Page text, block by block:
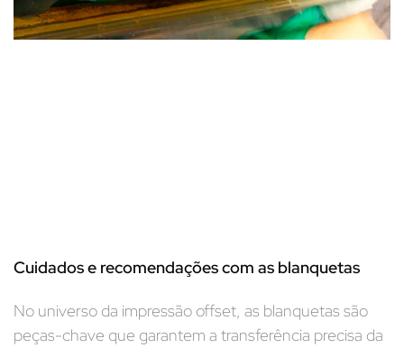
Cuidados e recomendações com as blanquetas
No universo da impressão offset, as blanquetas são
peças-chave que garantem a transferência precisa da